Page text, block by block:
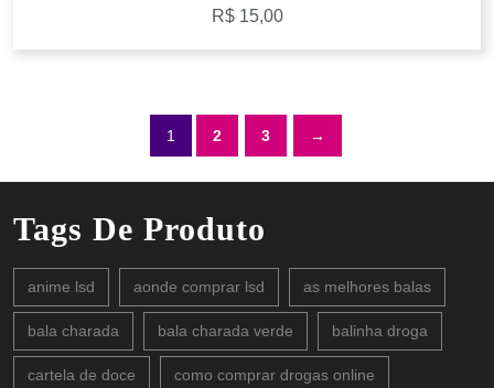
R$15,00
1 2 3 →
Tags De Produto
anime lsd aonde comprar lsd as melhores balas
bala charada bala charada verde balinha droga
cartela de doce como comprar drogas online